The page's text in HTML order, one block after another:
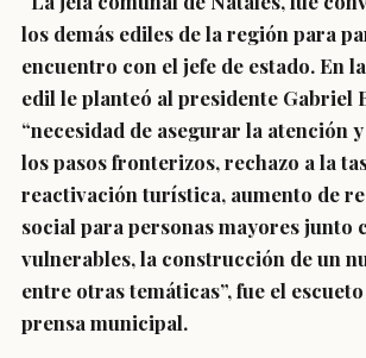
los demás ediles de la región para
encuentro con el jefe de estado. En
edil le planteó al presidente Gabriel
“necesidad de asegurar la atención
los pasos fronterizos, rechazo a la
reactivación turística, aumento de
social para personas mayores junto
vulnerables, la construcción de un
entre otras temáticas”, fue el
prensa municipal.